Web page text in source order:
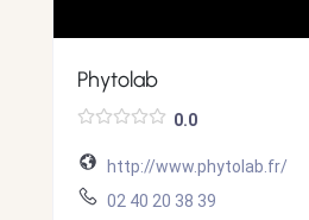
Phytolab
0.0
http://www.phytolab.fr/
02 40 20 38 39